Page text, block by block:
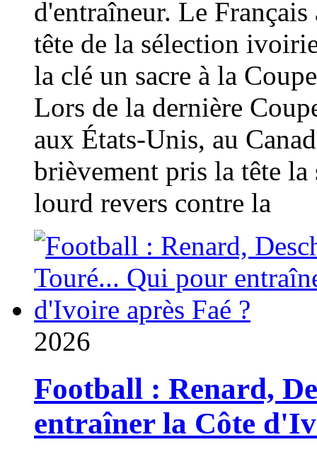
d'entraîneur. Le
tête de la sélection
la clé un sacre à la
Lors de la dernière
aux États-Unis, au
brièvement pris la tête
lourd revers contre la
2026
Football : Renard,
entraîner la Côte